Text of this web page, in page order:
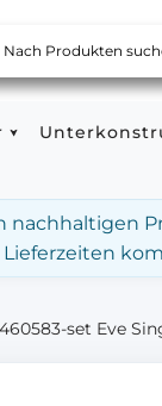
Lieferzeiten
set Eve